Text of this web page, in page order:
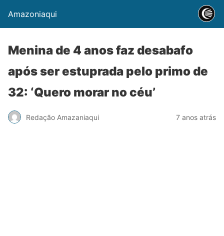
Amazoniaqui
Menina de 4 anos faz desabafo
após ser estuprada pelo primo de
32: ‘Quero morar no céu’
Redação Amazaniaqui 7 anos atrás